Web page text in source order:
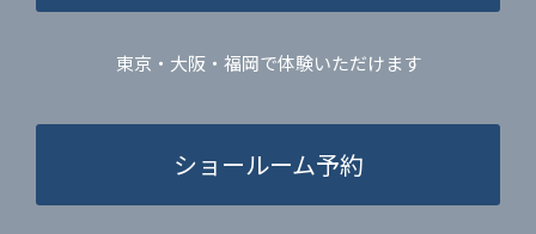
東京・大阪・福岡で体験いただけます
ショールーム予約